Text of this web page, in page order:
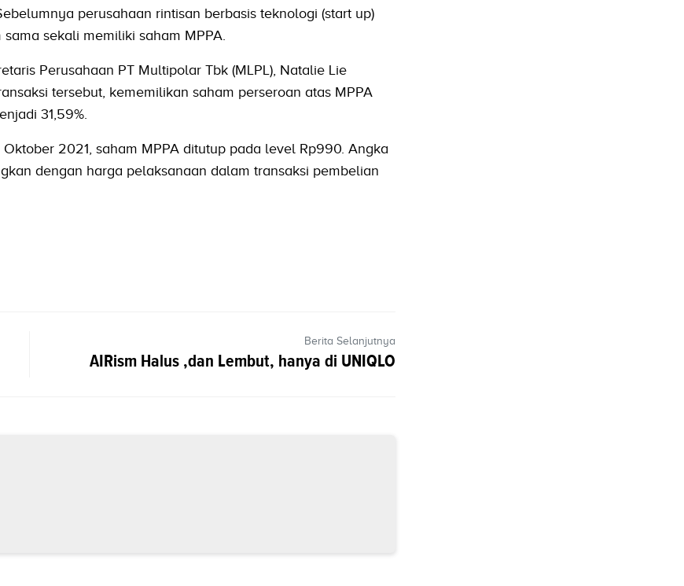
perusahaan rintisan berbasis teknologi (start up)
sekali memiliki saham MPPA.
Perusahaan PT Multipolar Tbk (MLPL), Natalie Lie
tersebut, kememilikan saham perseroan atas MPPA
31,59%.
2021, saham MPPA ditutup pada level Rp990. Angka
dengan harga pelaksanaan dalam transaksi pembelian
Berita Selanjutnya
AIRism Halus ,dan Lembut, hanya di UNIQLO